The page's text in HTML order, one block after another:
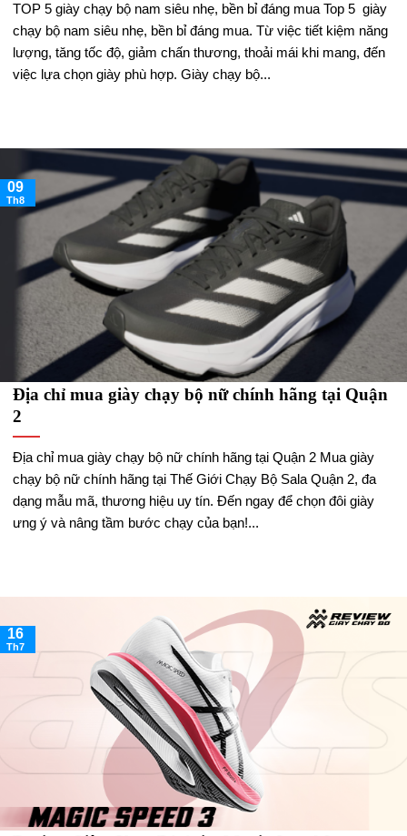
TOP 5 giày chạy bộ nam siêu nhẹ, bền bỉ đáng mua Top 5 giày
chạy bộ nam siêu nhẹ, bền bỉ đáng mua. Từ việc tiết kiệm năng
lượng, tăng tốc độ, giảm chấn thương, thoải mái khi mang, đến
việc lựa chọn giày phù hợp. Giày chạy bộ...
Địa chỉ mua giày chạy bộ nữ chính hãng tại Quận
2
Địa chỉ mua giày chạy bộ nữ chính hãng tại Quận 2 Mua giày
chạy bộ nữ chính hãng tại Thế Giới Chạy Bộ Sala Quận 2, đa
dạng mẫu mã, thương hiệu uy tín. Đến ngay để chọn đôi giày
ưng ý và nâng tầm bước chạy của bạn!...
09
Th8
16
Th7